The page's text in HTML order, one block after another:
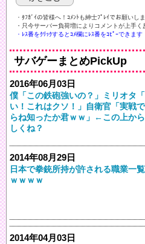
・ﾀﾌｶﾞｲの皆様へ！ｺﾒﾝﾄも紳士ﾌﾟﾚｲでお願いし
・只今サーバー負荷増によりコメントが上手く
・ﾚｽ番をｸﾘｯｸするとｺﾒ欄にﾚｽ番をｺﾋﾟｰできます
サバゲーまとめPickUp
2016年06月03日
僕「この鉄砲強いの？」ミリオタ
い！これはクソ！」自衛官「実戦
らね知ったか君ｗｗ」←この上か
しくね？
2014年08月29日
日本で拳銃所持が許される職業一
ｗｗｗｗ
2014年04月03日